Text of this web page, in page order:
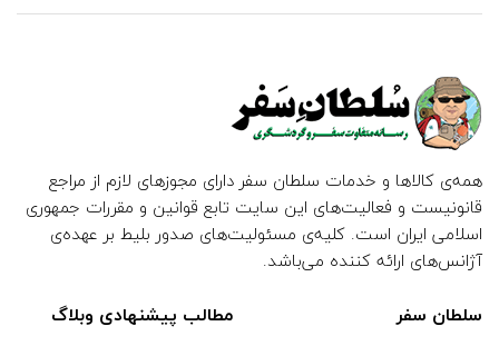
همه‌ی کالاها و خدمات سلطان سفر دارای مجوزهای لازم از مراجع
قانونیست و فعالیت‌های این سایت تابع قوانین و مقررات جمهوری
اسلامی ایران است. کلیه‌ی مسئولیت‌های صدور بلیط بر عهده‌ی
آژانس‌های ارائه کننده می‌باشد.
سلطان سفر مطالب پیشنهادی وبلاگ